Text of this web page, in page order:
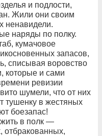
и подлости,
Жили они своим
ненавидели.
наряды по полку.
кумачовое
запасов,
списывая воровство
которые и сами
ревизии
шумели, что от них
тушенку в жестяных
боезапас!
в полк —
отбракованных,